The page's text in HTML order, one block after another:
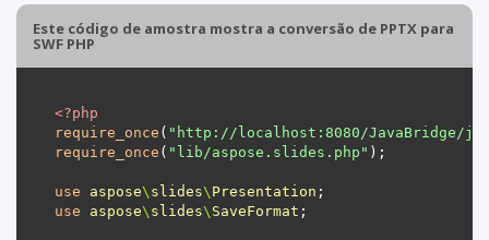
Este código de amostra mostra a conversão de PPTX para
SWF PHP
<?php
require_once ( "http://localhost:8080/JavaBridge/
require_once ( "lib/aspose.slides.php"
use aspose\ slides\ Presentation
use
aspose\ slides\ SaveFormat